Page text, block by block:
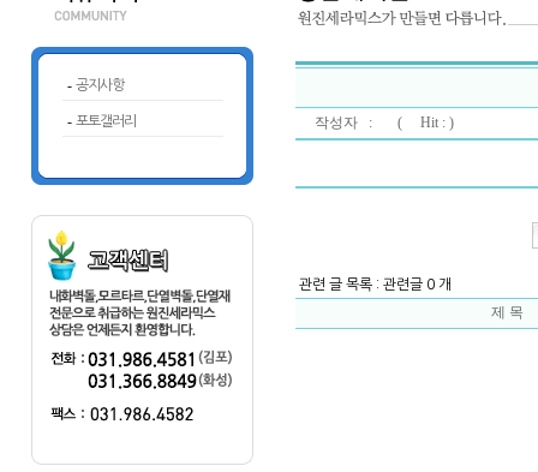
- 공지사항
- 포토갤러리 작성자 : ( Hit : )
관련 글 목록 : 관련글 0 개
제 목